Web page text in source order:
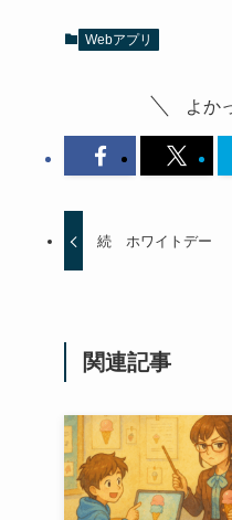
Webアプリ
よか
続 ホワイトデー
関連記事